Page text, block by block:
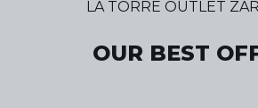
LA TORRE OUTLET
OUR BEST